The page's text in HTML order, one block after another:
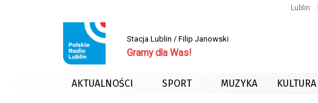
Lublin
Stacja Lublin / Filip Janowski
Gramy dla Was!
AKTUALNOŚCI SPORT MUZYKA KULTURA